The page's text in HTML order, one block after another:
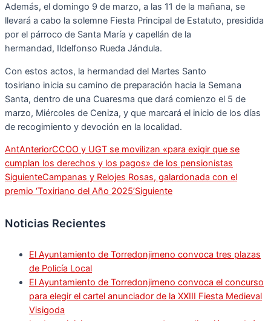
Además, el domingo 9 de marzo, a las 11 de la mañana, se
llevará a cabo la solemne Fiesta Principal de Estatuto, presidida
por el párroco de Santa María y capellán de la
hermandad, Ildelfonso Rueda Jándula.
Con estos actos, la hermandad del Martes Santo
tosiriano inicia su camino de preparación hacia la Semana
Santa, dentro de una Cuaresma que dará comienzo el 5 de
marzo, Miércoles de Ceniza, y que marcará el inicio de los días
de recogimiento y devoción en la localidad.
AntAnteriorCCOO y UGT se movilizan «para exigir que se
cumplan los derechos y los pagos» de los pensionistas
SiguienteCampanas y Relojes Rosas, galardonada con el
premio ‘Toxiriano del Año 2025’Siguiente
Noticias Recientes
El Ayuntamiento de Torredonjimeno convoca tres plazas
de Policía Local
El Ayuntamiento de Torredonjimeno convoca el concurso
para elegir el cartel anunciador de la XXIII Fiesta Medieval
Visigoda